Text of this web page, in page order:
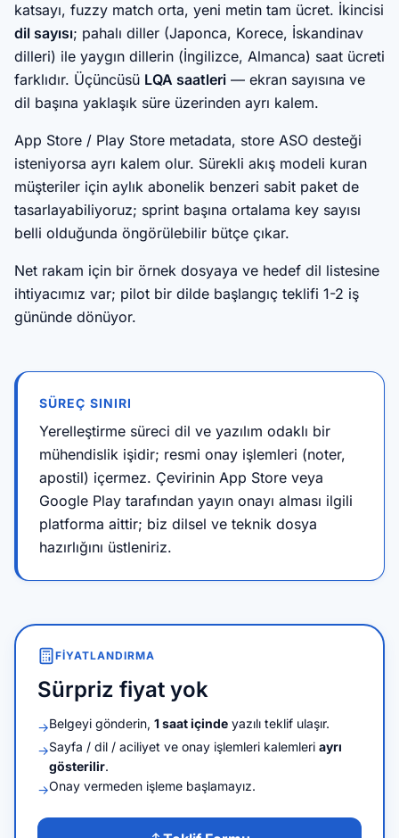
katsayı, fuzzy match orta, yeni metin tam ücret. İkincisi
dil sayısı; pahalı diller (Japonca, Korece, İskandinav
dilleri) ile yaygın dillerin (İngilizce, Almanca) saat ücreti
farklıdır. Üçüncüsü LQA saatleri — ekran sayısına ve
dil başına yaklaşık süre üzerinden ayrı kalem.
App Store / Play Store metadata, store ASO desteği
isteniyorsa ayrı kalem olur. Sürekli akış modeli kuran
müşteriler için aylık abonelik benzeri sabit paket de
tasarlayabiliyoruz; sprint başına ortalama key sayısı
belli olduğunda öngörülebilir bütçe çıkar.
Net rakam için bir örnek dosyaya ve hedef dil listesine
ihtiyacımız var; pilot bir dilde başlangıç teklifi 1-2 iş
gününde dönüyor.
SÜREÇ SINIRI
Yerelleştirme süreci dil ve yazılım odaklı bir
mühendislik işidir; resmi onay işlemleri (noter,
apostil) içermez. Çevirinin App Store veya
Google Play tarafından yayın onayı alması ilgili
platforma aittir; biz dilsel ve teknik dosya
hazırlığını üstleniriz.
FIYATLANDIRMA
Sürpriz fiyat yok
→Belgeyi gönderin, 1 saat içinde yazılı teklif ulaşır.
→Sayfa / dil / aciliyet ve onay işlemleri kalemleri ayrı
gösterilir.
→Onay vermeden işleme başlamayız.